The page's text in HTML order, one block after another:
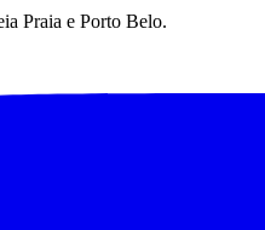
Praia e Porto Belo.